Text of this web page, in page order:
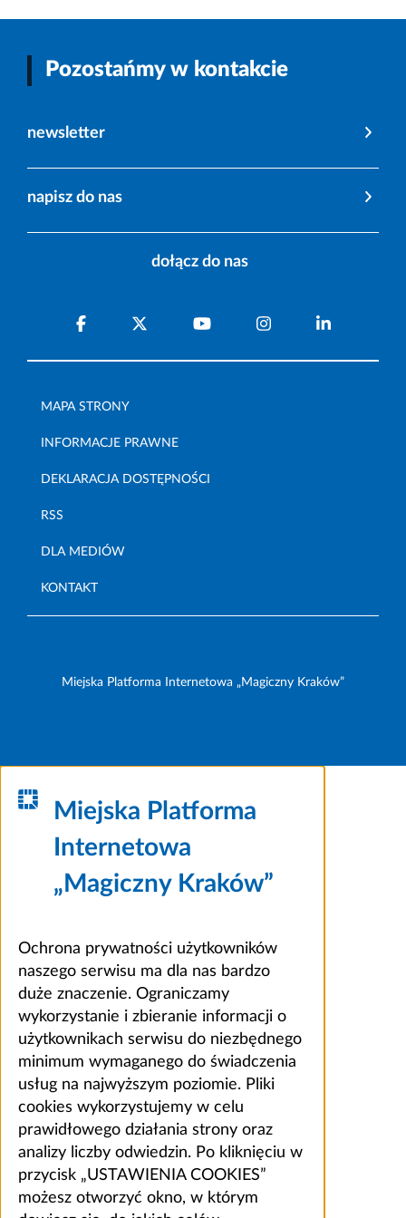
Pozostańmy w kontakcie
newsletter
napisz do nas
dołącz do nas
MAPA STRONY
INFORMACJE PRAWNE
DEKLARACJA DOSTĘPNOŚCI
RSS
DLA MEDIÓW
KONTAKT
Miejska Platforma Internetowa „Magiczny Kraków”
Miejska Platforma
Internetowa
„Magiczny Kraków”
Ochrona prywatności użytkowników
naszego serwisu ma dla nas bardzo
duże znaczenie. Ograniczamy
wykorzystanie i zbieranie informacji o
użytkownikach serwisu do niezbędnego
minimum wymaganego do świadczenia
usług na najwyższym poziomie. Pliki
cookies wykorzystujemy w celu
prawidłowego działania strony oraz
analizy liczby odwiedzin. Po kliknięciu w
przycisk „USTAWIENIA COOKIES”
możesz otworzyć okno, w którym